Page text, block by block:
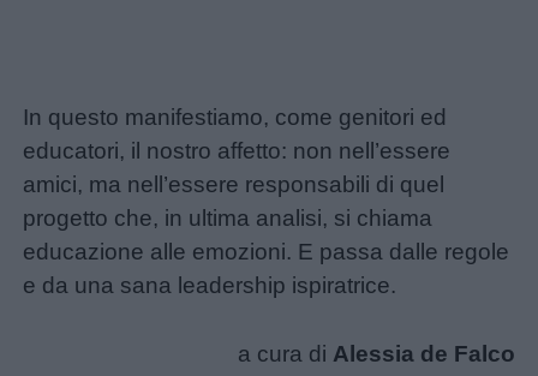
In questo manifestiamo, come genitori ed
educatori, il nostro affetto: non nell’essere
amici, ma nell’essere responsabili di quel
progetto che, in ultima analisi, si chiama
educazione alle emozioni. E passa dalle regole
e da una sana leadership ispiratrice.
a cura di Alessia de Falco